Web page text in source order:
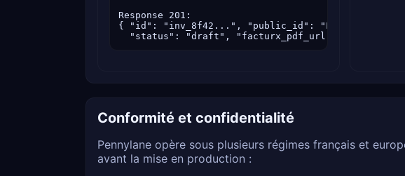
Response 201:
{ "id": "inv_8f42...", "public_id": "F2026-000123",
"status": "draft", "facturx_pdf_url": "https://
Conformité et confidentialité
Pennylane opère sous plusieurs régimes français et
avant la mise en production :